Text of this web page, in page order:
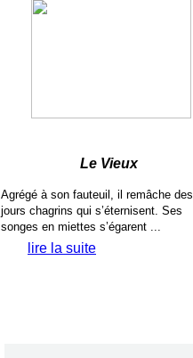
Le Vieux
Agrégé à son fauteuil, il remâche des
jours chagrins qui s’éternisent. Ses
songes en miettes s’égarent ...
lire la suite